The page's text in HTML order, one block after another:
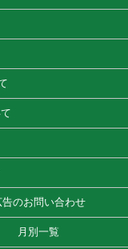
告のお問い合わせ
月別一覧